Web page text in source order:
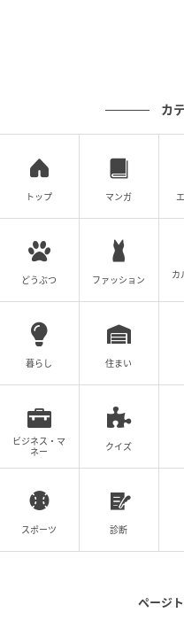
それ含めてやっぱり自
いいと思いました。
れば教えてください。
これをきっかけではな
ンや声優などのような
ています。
---声の魅力を活かした
れからのご活躍を心から
人生の前提がひっく
こちらの投稿には、さ
いました。
え、人生の前提ひっくり返
カ
トップ マンガ
どうぶつ ファッション
カ
暮らし 住まい
ビジネス・マ
ネー
クイズ
スポーツ 診断
ページ